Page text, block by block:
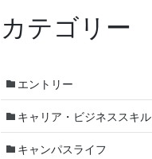
カテゴリー
エントリー
キャリア・ビジネススキル
キャンパスライフ